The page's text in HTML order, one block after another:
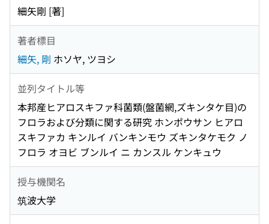
細矢剛 [著]
著者標目
細矢, 剛 ホソヤ, ツヨシ
並列タイトル等
本邦産ヒアロスキファ科菌類(盤菌網,ズキンタケ目)の
フロラおよび分類に関する研究 ホンポウサン ヒアロ
スキファカ キンルイ バンキンモウ ズキンタケモク ノ
フロラ オヨビ ブンルイ ニ カンスル ケンキュウ
授与機関名
筑波大学